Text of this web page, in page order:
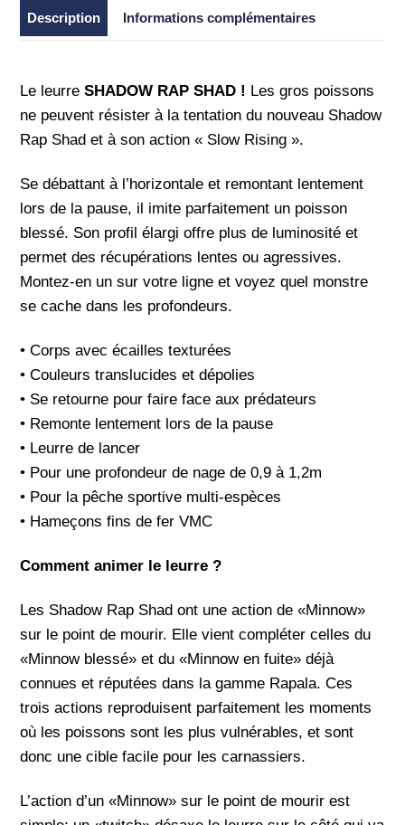
Rapala
Description Informations complémentaires
Le leurreSHADOW RAP SHAD ! Les gros poissons
ne peuvent résister à la tentation du nouveau Shadow
Rap Shad et à son action « Slow Rising ».
Se débattant à l’horizontale et remontant lentement
lors de la pause, il imite parfaitement un poisson
blessé. Son profil élargi offre plus de luminosité et
permet des récupérations lentes ou agressives.
Montez-en un sur votre ligne et voyez quel monstre
se cache dans les profondeurs.
• Corps avec écailles texturées
• Couleurs translucides et dépolies
• Se retourne pour faire face aux prédateurs
• Remonte lentement lors de la pause
• Leurre de lancer
• Pour une profondeur de nage de 0,9 à 1,2m
• Pour la pêche sportive multi-espèces
• Hameçons fins de fer VMC
Comment animer le leurre ?
Les Shadow Rap Shad ont une action de «Minnow»
sur le point de mourir. Elle vient compléter celles du
«Minnow blessé» et du «Minnow en fuite» déjà
connues et réputées dans la gamme Rapala. Ces
trois actions reproduisent parfaitement les moments
où les poissons sont les plus vulnérables, et sont
donc une cible facile pour les carnassiers.
L’action d’un «Minnow» sur le point de mourir est